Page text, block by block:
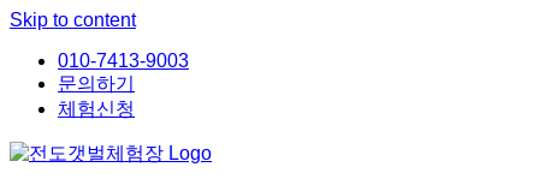
Skip to content
010-7413-9003
문의하기
체험신청